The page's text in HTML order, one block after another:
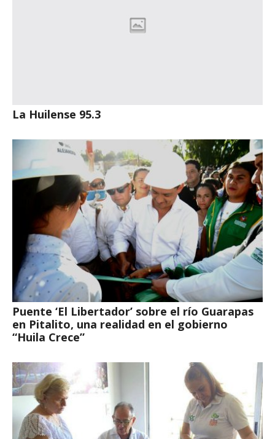
La Huilense 95.3
Puente ‘El Libertador’ sobre el río Guarapas
en Pitalito, una realidad en el gobierno
“Huila Crece”